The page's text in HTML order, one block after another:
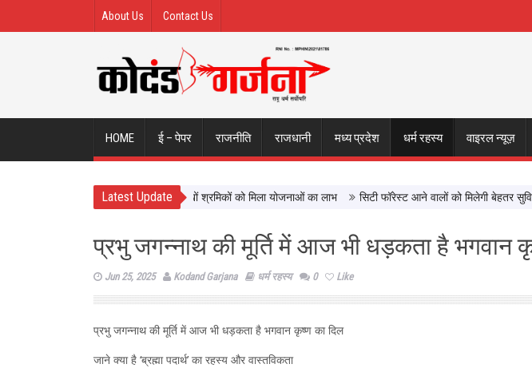
About Us Contact Us
HOME ई – पेपर राजनीति राजधानी मध्य प्रदेश धर्म रहस्य वाइरल न्यूज़
Latest Update
कल्याण को नई दिशा, ढाई साल में लाखों श्रमिकों को मिला योजनाओं का लाभ सिटी फॉरेस्ट आने वालों को मिलेगी बेहतर सुविधा,
प्रभु जगन्नाथ की मूर्ति में आज भी धड़कता है भगवान
Jun 25, 2025 Kodand Garjana धर्म रहस्य 0 Like
प्रभु जगन्नाथ की मूर्ति में आज भी धड़कता है भगवान कृष्ण का दिल
जाने क्या है ‘ब्रह्मा पदार्थ’ का रहस्य और वास्तविकता